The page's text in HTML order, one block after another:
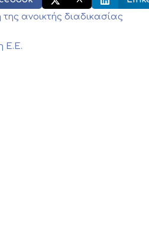
ανοικτής διαδικασίας
Ε.Ε.